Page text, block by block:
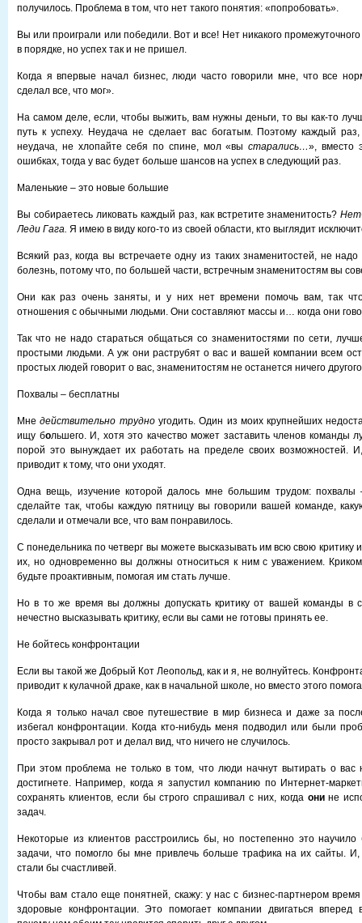
получилось. Проблема в том, что нет такого понятия: «попробовать».
Вы или проиграли или победили. Вот и все! Нет никакого промежуточного
в порядке, но успех так и не пришел.
Когда я впервые начал бизнес, люди часто говорили мне, что все
сделал все, что мог».
На самом деле, если, чтобы выжить, вам нужны деньги, то вы как-то
путь к успеху. Неудача не сделает вас богатым. Поэтому каждый раз,
неудача, не хлопайте себя по спине, мол «выстарались…», вместо
ошибках, тогда у вас будет больше шансов на успех в следующий раз.
Маленькие – это новые большие
Вы собираетесь ликовать каждый раз, как встретите знаменитость?
Леди Гага. Я имею в виду кого-то из своей области, кто выглядит
Всякий раз, когда вы встречаете одну из таких знаменитостей, не
болезнь, потому что, по большей части, встречным знаменитостям вы
Они как раз очень заняты, и у них нет времени помочь вам, так
отношения с обычными людьми. Они составляют массы и… когда они
Так что не надо стараться общаться со знаменитостями по сети,
простыми людьми. А уж они раструбят о вас и вашей компании всем
простых людей говорит о вас, знаменитостям не останется ничего
Похвалы – бесплатны
Мнедействительно трудно угодить. Один из моих крупнейших
ищу большего. И, хотя это качество может заставить членов команды
порой это вынуждает их работать на пределе своих возможностей.
приводит к тому, что они уходят.
Одна вещь, изучение которой далось мне большим трудом: похвалы
сделайте так, чтобы каждую пятницу вы говорили вашей команде,
сделали и отмечали все, что вам понравилось.
С понедельника по четверг вы можете высказывать им всю свою критику
их, но одновременно вы должны относиться к ним с уважением.
будьте проактивным, помогая им стать лучше.
Но в то же время вы должны допускать критику от вашей команды в
нечестно высказывать критику, если вы сами не готовы принять ее.
Не бойтесь конфронтации
Если вы такой же Добрый Кот Леопольд, как и я, не волнуйтесь.
приводит к кулачной драке, как в начальной школе, но вместо этого
Когда я только начал свое путешествие в мир бизнеса и даже за
избегал конфронтации. Когда кто-нибудь меня подводил или были
просто закрывал рот и делал вид, что ничего не случилось.
При этом проблема не только в том, что люди начнут вытирать о вас
достигнете. Например, когда я запустил компанию по Интернет-
сохранять клиентов, если бы строго спрашивал с них, когда онине
задач.
Некоторые из клиентов расстроились бы, но постепенно это
задачи, что помогло бы мне привлечь больше трафика на их сайты. И,
стали бы счастливей.
Чтобы вам стало еще понятней, скажу: у нас с бизнес-партнером
здоровые конфронтации. Это помогает компании двигаться вперед